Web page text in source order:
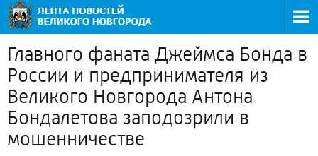
Главного фаната Джеймса Бонда в
России и предпринимателя из
Великого Новгорода Антона
Бондалетова заподозрили в
мошенничестве